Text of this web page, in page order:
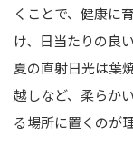
くことで、健康に
け、日当たりの良
夏の直射日光は葉
越しなど、柔らか
る場所に置くのが